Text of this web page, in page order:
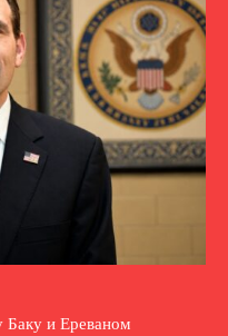
Баку и Ереваном